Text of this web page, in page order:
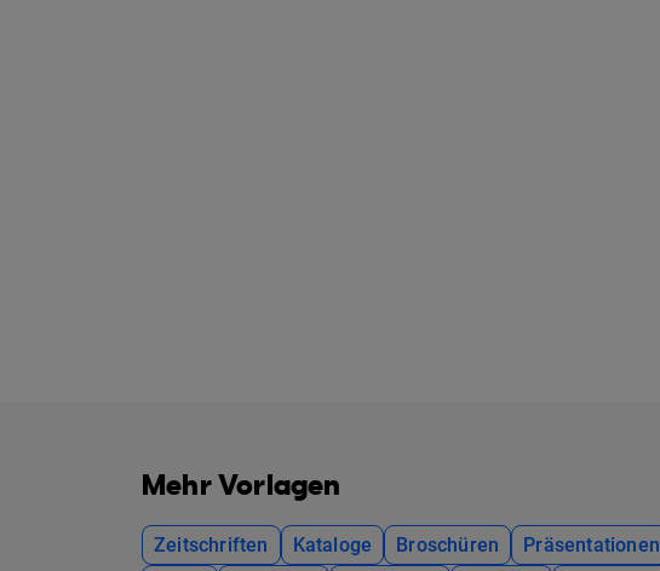
Mehr Vorlagen
Zeitschriften Kataloge Broschüren Präsentationen